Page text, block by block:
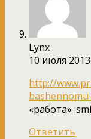
Lynx
10 июля 2013
http://
«работа»
Ответить